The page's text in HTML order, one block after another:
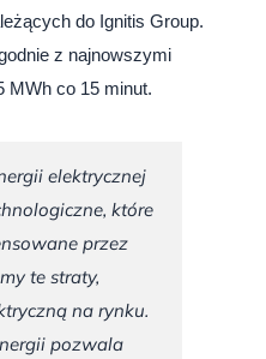
do Ignitis Group.
z najnowszymi
MWh co 15 minut.
elektrycznej
które
przez
te straty,
na rynku.
pozwala